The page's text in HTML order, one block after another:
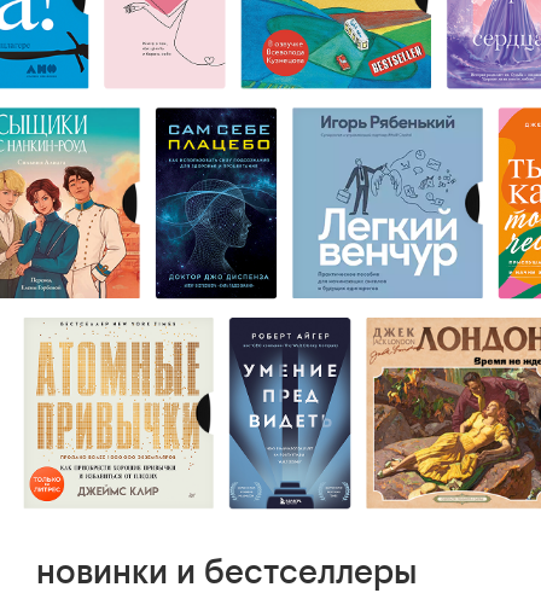
новинки и бестселлеры